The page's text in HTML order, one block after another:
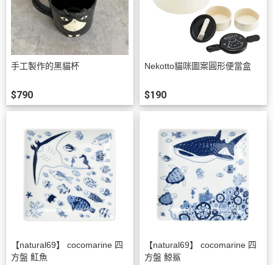
手工製作的黑貓杯
$790
Nekotto貓咪圖案圓形便當盒
$190
【natural69】 cocomarine 四
方盤 魟魚
【natural69】 cocomarine 四
方盤 鯨鯊